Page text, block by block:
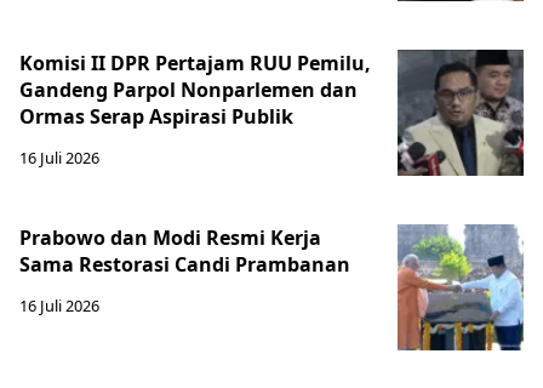
Komisi II DPR Pertajam RUU Pemilu,
Gandeng Parpol Nonparlemen dan
Ormas Serap Aspirasi Publik
16 Juli 2026
Prabowo dan Modi Resmi Kerja
Sama Restorasi Candi Prambanan
16 Juli 2026